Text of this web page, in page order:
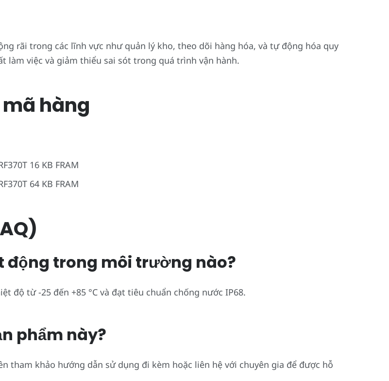
rãi trong các lĩnh vực như quản lý kho, theo dõi hàng hóa, và tự động hóa quy
làm việc và giảm thiểu sai sót trong quá trình vận hành.
hàng
16 KB FRAM
64 KB FRAM
động trong môi trường nào?
độ từ -25 đến +85 °C và đạt tiêu chuẩn chống nước IP68.
phẩm này?
tham khảo hướng dẫn sử dụng đi kèm hoặc liên hệ với chuyên gia để được hỗ